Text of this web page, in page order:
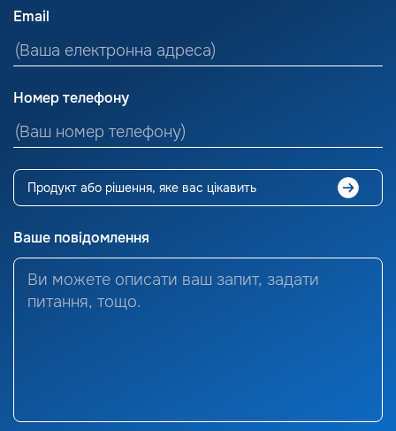
Email
Номер телефону
Ваше повідомлення